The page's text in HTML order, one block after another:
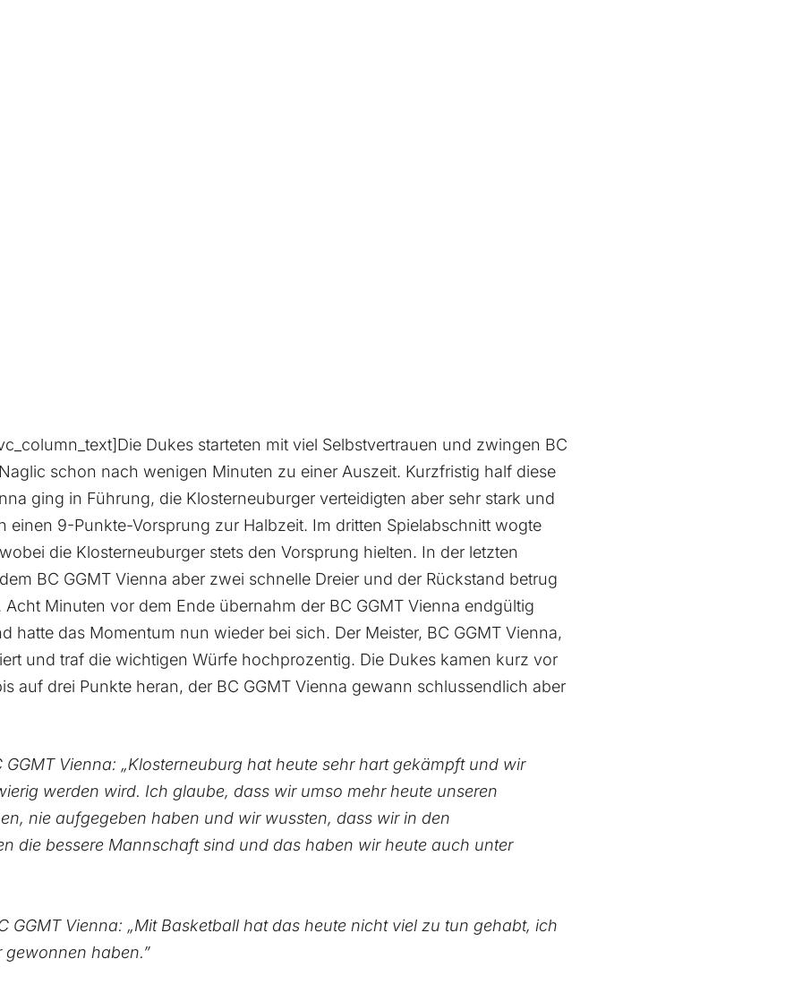
Dukes starteten mit viel Selbstvertrauen und zwingen BC
schon nach wenigen Minuten zu einer Auszeit. Kurzfristig half diese
ging in Führung, die Klosterneuburger verteidigten aber sehr stark und
einen 9-Punkte-Vorsprung zur Halbzeit. Im dritten Spielabschnitt wogte
die Klosterneuburger stets den Vorsprung hielten. In der letzten
BC GGMT Vienna aber zwei schnelle Dreier und der Rückstand betrug
Minuten vor dem Ende übernahm der BC GGMT Vienna endgültig
hatte das Momentum nun wieder bei sich. Der Meister, BC GGMT Vienna,
und traf die wichtigen Würfe hochprozentig. Die Dukes kamen kurz vor
auf drei Punkte heran, der BC GGMT Vienna gewann schlussendlich aber
GGMT Vienna: „Klosterneuburg hat heute sehr hart gekämpft und wir
werden wird. Ich glaube, dass wir umso mehr heute unseren
nie aufgegeben haben und wir wussten, dass wir in den
die bessere Mannschaft sind und das haben wir heute auch unter
GGMT Vienna: „Mit Basketball hat das heute nicht viel zu tun gehabt, ich
haben.”